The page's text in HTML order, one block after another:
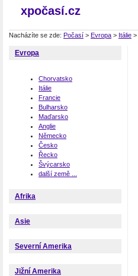
xpočasí.cz
Nacházíte se zde: Počasí > Evropa > Itálie >
Evropa
Chorvatsko
Itálie
Francie
Bulharsko
Maďarsko
Anglie
Německo
Česko
Řecko
Švýcarsko
další země ...
Afrika
Asie
Severní Amerika
Jižní Amerika